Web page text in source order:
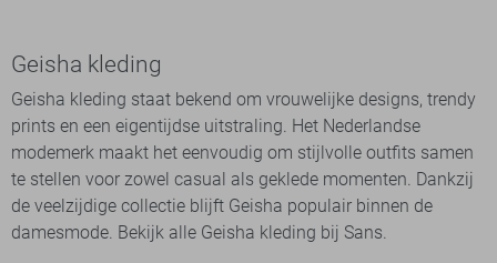
Geisha kleding
Geisha kleding staat bekend om vrouwelijke designs, trendy
prints en een eigentijdse uitstraling. Het Nederlandse
modemerk maakt het eenvoudig om stijlvolle outfits samen
te stellen voor zowel casual als geklede momenten. Dankzij
de veelzijdige collectie blijft Geisha populair binnen de
damesmode. Bekijk alle Geisha kleding bij Sans.